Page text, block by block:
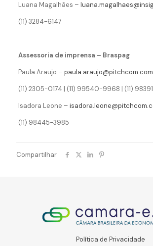
Luana Magalhães –
(11) 3284-6147
Assessoria de imprensa – Braspag
Paula Araujo –
(11) 2305-0174 | (11) 99540-9968 | (11)
Isadora Leone –
(11) 98445-3985
Compartilhar
Política de Privacidade